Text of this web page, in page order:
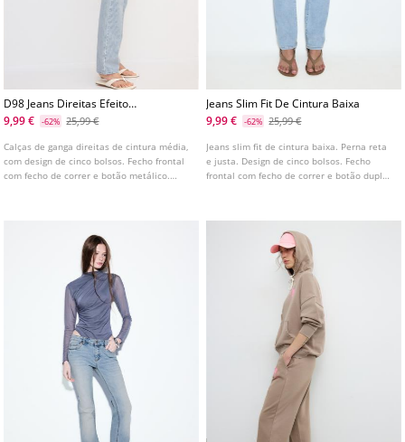
D98 Jeans Direitas Efeito
Vintage L01499499
9,99 € -62% 25,99 €
Calças de ganga direitas de cintura média,
com design de cinco bolsos. Fecho frontal
com fecho de correr e botão metálico.
Jeans Slim Fit De Cintura Baixa
9,99 €
-62% 25,99 €
Jeans slim fit de cintura baixa. Perna reta
e justa. Design de cinco bolsos. Fecho
frontal com fecho de correr e botão duplo